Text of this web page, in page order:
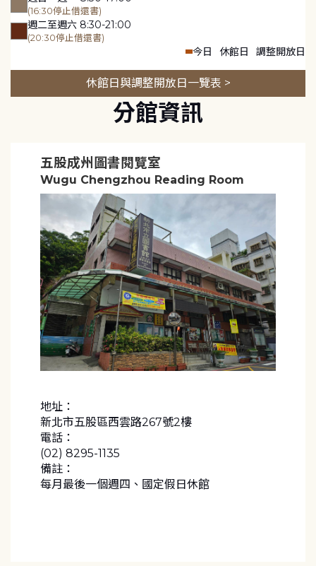
(16:30停止借還書)
週二至週六 8:30-21:00
(20:30停止借還書)
今日 休館日 調整開放日
休館日與調整開放日一覽表 >
分館資訊
五股成州圖書閱覽室
Wugu Chengzhou Reading Room
地址：
新北市五股區西雲路267號2樓
電話：
(02) 8295-1135
備註：
每月最後一個週四、國定假日休館